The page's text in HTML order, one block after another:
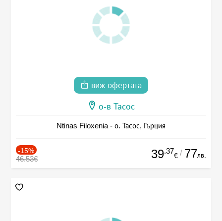
виж офертата
о-в Тасос
Ntinas Filoxenia - о. Тасос, Гърция
-15%
46.53€ 39.37
€ / 77лв.